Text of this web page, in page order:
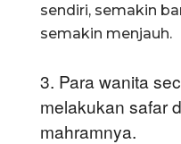
sendiri, semakin
semakin menjauh.
3. Para wanita
melakukan safar
mahramnya.